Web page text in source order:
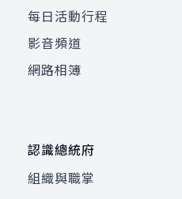
每日活動行程
影音頻道
網路相簿
認識總統府
組織與職掌